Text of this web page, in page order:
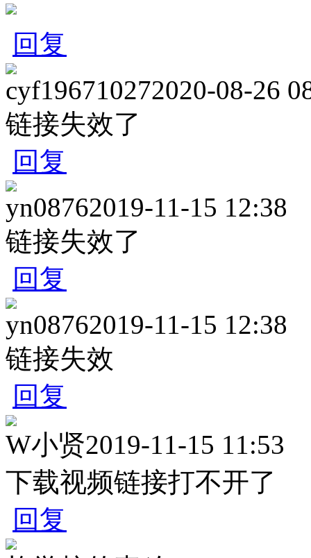
回复
cyf196710272020-08-26
链接失效了
回复
yn08762019-11-15 12:38
链接失效了
回复
yn08762019-11-15 12:38
链接失效
回复
W小贤2019-11-15 11:53
下载视频链接打不开了
回复